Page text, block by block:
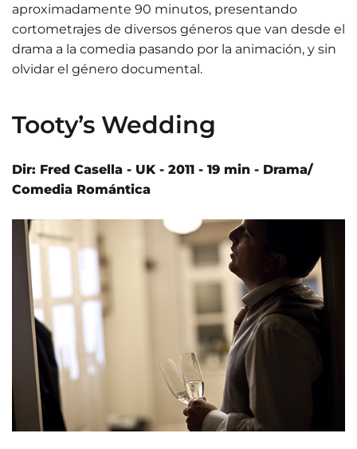
aproximadamente 90 minutos, presentando
cortometrajes de diversos géneros que van desde el
drama a la comedia pasando por la animación, y sin
olvidar el género documental.
Tooty’s Wedding
Dir: Fred Casella - UK - 2011 - 19 min - Drama/
Comedia Romántica